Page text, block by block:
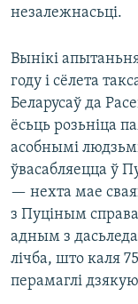
незалежнасьці.
Вынікі
году і сёлета
Беларусаў да
ёсьць розьніца
асобнымі
ўвасабляецца ў
— нехта мае
з Пуціным
адным з
лічба, што каля
перамаглі